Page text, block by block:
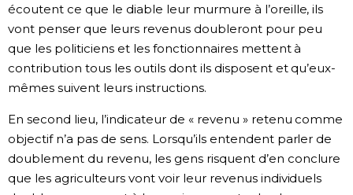
écoutent ce que le diable leur murmure à l’oreille, ils
vont penser que leurs revenus doubleront pour peu
que les politiciens et les fonctionnaires mettent à
contribution tous les outils dont ils disposent et qu’eux-
mêmes suivent leurs instructions.
En second lieu, l’indicateur de « revenu » retenu comme
objectif n’a pas de sens. Lorsqu’ils entendent parler de
doublement du revenu, les gens risquent d’en conclure
que les agriculteurs vont voir leur revenus individuels